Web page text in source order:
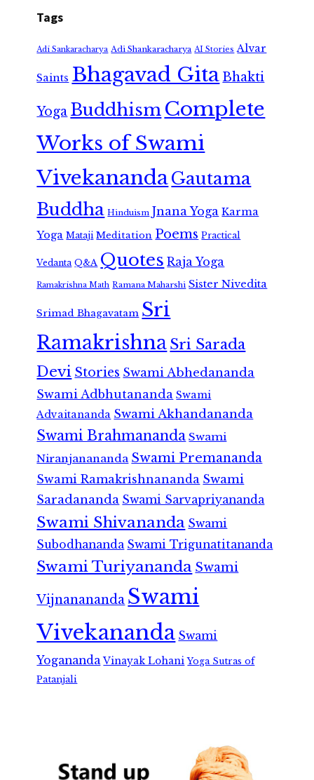
Tags
Adi Sankaracharya Adi Shankaracharya AI Stories Alvar
Saints Bhagavad GitaBhakti
Yoga Buddhism Complete
Works of Swami
VivekanandaGautama
Buddha Hinduism Jnana Yoga Karma
Yoga Mataji Meditation Poems Practical
Vedanta Q&A Quotes Raja Yoga
Ramakrishna Math Ramana Maharshi Sister Nivedita
Srimad Bhagavatam Sri
RamakrishnaSri Sarada
Devi Stories Swami Abhedananda
Swami Adbhutananda Swami
Advaitananda Swami Akhandananda
Swami Brahmananda Swami
Niranjanananda Swami Premananda
Swami Ramakrishnananda Swami
Saradananda Swami Sarvapriyananda
Swami Shivananda Swami
Subodhananda Swami Trigunatitananda
Swami Turiyananda Swami
Vijnanananda Swami
Vivekananda Swami
Yogananda Vinayak Lohani Yoga Sutras of
Patanjali